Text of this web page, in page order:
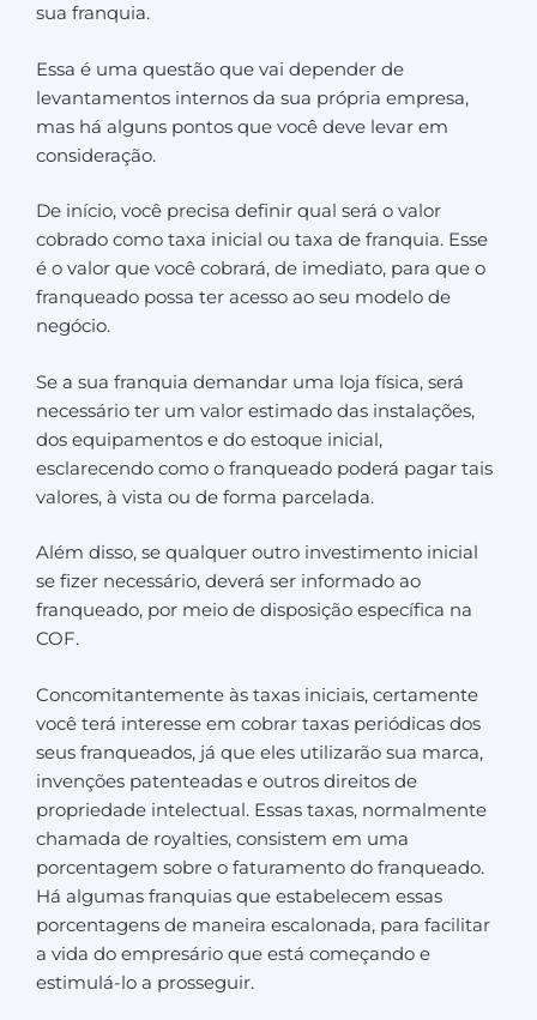
sua franquia.
Essa é uma questão que vai depender de
levantamentos internos da sua própria empresa,
mas há alguns pontos que você deve levar em
consideração.
De início, você precisa definir qual será o valor
cobrado como taxa inicial ou taxa de franquia. Esse
é o valor que você cobrará, de imediato, para que o
franqueado possa ter acesso ao seu modelo de
negócio.
Se a sua franquia demandar uma loja física, será
necessário ter um valor estimado das instalações,
dos equipamentos e do estoque inicial,
esclarecendo como o franqueado poderá pagar tais
valores, à vista ou de forma parcelada.
Além disso, se qualquer outro investimento inicial
se fizer necessário, deverá ser informado ao
franqueado, por meio de disposição específica na
COF.
Concomitantemente às taxas iniciais, certamente
você terá interesse em cobrar taxas periódicas dos
seus franqueados, já que eles utilizarão sua marca,
invenções patenteadas e outros direitos de
propriedade intelectual. Essas taxas, normalmente
chamada de royalties, consistem em uma
porcentagem sobre o faturamento do franqueado.
Há algumas franquias que estabelecem essas
porcentagens de maneira escalonada, para facilitar
a vida do empresário que está começando e
estimulá-lo a prosseguir.